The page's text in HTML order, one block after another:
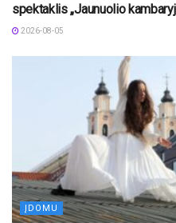
spektaklis „Jaunuolio
2026-08-05
ĮDOMU